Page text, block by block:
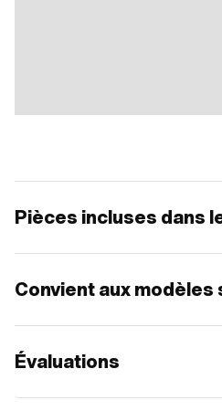
Pièces incluses dans
Convient aux modèles
Évaluations